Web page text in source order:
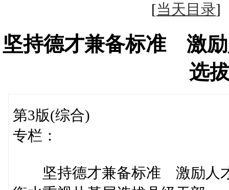
[当天目录
坚持德才兼备标准 激
选
第3版(综合)
专栏：
坚持德才兼备标准 激励人